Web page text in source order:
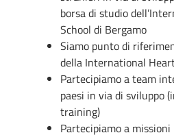
borsa di studio
School di Bergamo
Siamo punto di
della International
Partecipiamo a team
paesi in via di sviluppo
training)
Partecipiamo a